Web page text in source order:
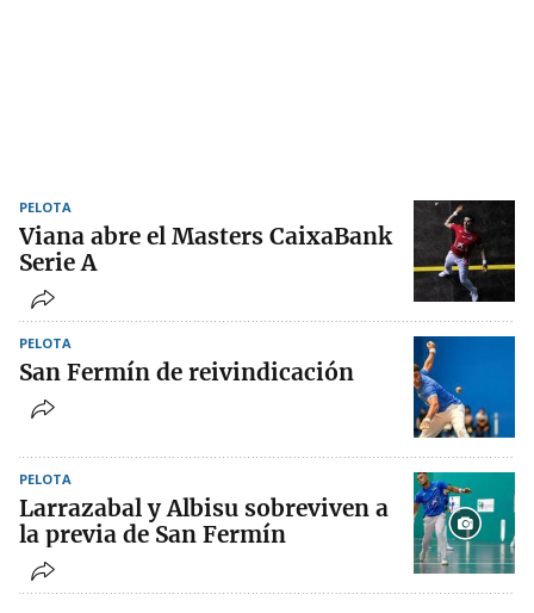
PELOTA
Viana abre el Masters CaixaBank
Serie A
PELOTA
San Fermín de reivindicación
PELOTA
Larrazabal y Albisu sobreviven a
la previa de San Fermín